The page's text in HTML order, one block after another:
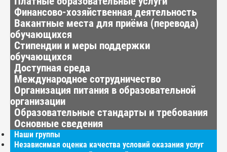
Финансово-хозяйственная деятельность
Вакантные места для приёма (перевода)
обучающихся
Стипендии и меры поддержки
обучающихся
Доступная среда
Международное сотрудничество
Организация питания в образовательной
организации
Образовательные стандарты и требования
Основные сведения
Наши группы
Независимая оценка качества условий оказания услуг